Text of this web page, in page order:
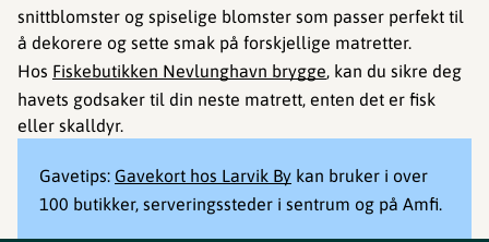
snittblomster og spiselige blomster som passer perfekt til
å dekorere og sette smak på forskjellige matretter.
Hos Fiskebutikken Nevlunghavn brygge, kan du sikre deg
havets godsaker til din neste matrett, enten det er fisk
eller skalldyr.
Gavetips: Gavekort hos Larvik By kan bruker i over
100 butikker, serveringssteder i sentrum og på Amfi.